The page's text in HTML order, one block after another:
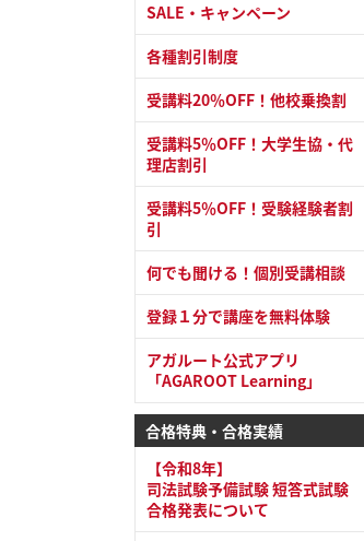
SALE・キャンペーン
各種割引制度
受講料20％OFF！他校乗換割
受講料5％OFF！大学生協・代
理店割引
受講料5％OFF！受験経験者割
引
何でも聞ける！個別受講相談
登録１分で講座を無料体験
アガルート公式アプリ
「AGAROOT Learning」
合格特典・合格実績
【令和8年】
司法試験予備試験 短答式試験
合格発表について